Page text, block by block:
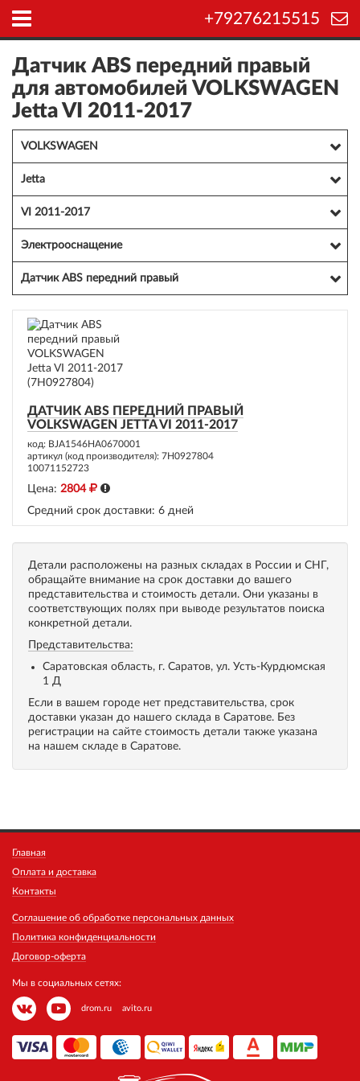
+79276215515
Датчик ABS передний правый
для автомобилей VOLKSWAGEN
Jetta VI 2011-2017
VOLKSWAGEN
Jetta
VI 2011-2017
Электрооснащение
Датчик ABS передний правый
ДАТЧИК ABS ПЕРЕДНИЙ ПРАВЫЙ
VOLKSWAGEN JETTA VI 2011-2017
код: BJA1546HA0670001
артикул (код производителя): 7H0927804
10071152723
Цена: 2804
Средний срок доставки: 6 дней
Детали расположены на разных складах в России и СНГ,
обращайте внимание на срок доставки до вашего
представительства и стоимость детали. Они указаны в
соответствующих полях при выводе результатов поиска
конкретной детали.
Представительства:
Саратовская область, г. Саратов, ул. Усть-Курдюмская
1 Д
Если в вашем городе нет представительства, срок
доставки указан до нашего склада в Саратове. Без
регистрации на сайте стоимость детали также указана
на нашем складе в Саратове.
Главная
Оплата и доставка
Контакты
Соглашение об обработке персональных данных
Политика конфиденциальности
Договор-оферта
Мы в социальных сетях:
drom.ru avito.ru